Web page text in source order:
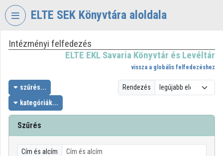
Fejléc kihagyása
ELTE SEK Könyvtára aloldala
VIDEOTORIUM
EKL
SAVARIA
KÖNYVTÁR
ÉS
LEVÉLTÁR
Intézményi kezdőlap
Intézményi felfedezés
ELTE EKL Savaria Könyvtár és Levéltár
vissza a globális felfedezéshez
szűrés...
kategóriák...
Rendezés
Szűrés
Cím és alcím